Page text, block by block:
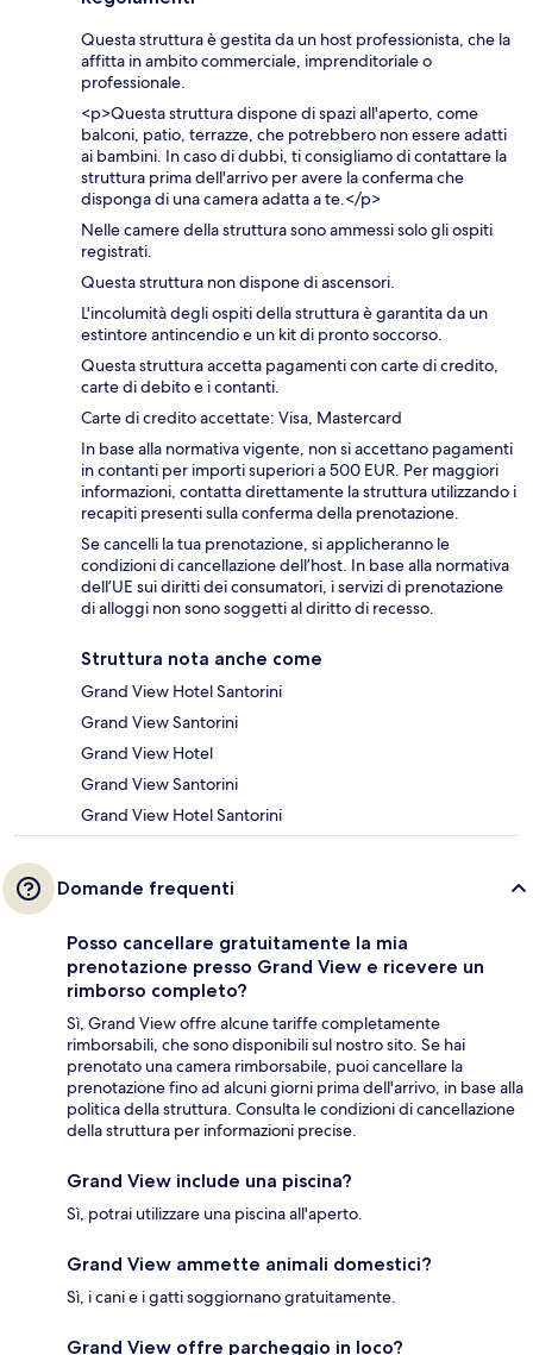
Questa struttura è gestita da un host professionista, che la
affitta in ambito commerciale, imprenditoriale o
professionale.
<p>Questa struttura dispone di spazi all'aperto, come
balconi, patio, terrazze, che potrebbero non essere adatti
ai bambini. In caso di dubbi, ti consigliamo di contattare la
struttura prima dell'arrivo per avere la conferma che
disponga di una camera adatta a te.</p>
Nelle camere della struttura sono ammessi solo gli ospiti
registrati.
Questa struttura non dispone di ascensori.
L'incolumità degli ospiti della struttura è garantita da un
estintore antincendio e un kit di pronto soccorso.
Questa struttura accetta pagamenti con carte di credito,
carte di debito e i contanti.
Carte di credito accettate: Visa, Mastercard
In base alla normativa vigente, non si accettano pagamenti
in contanti per importi superiori a 500 EUR. Per maggiori
informazioni, contatta direttamente la struttura utilizzando i
recapiti presenti sulla conferma della prenotazione.
Se cancelli la tua prenotazione, si applicheranno le
condizioni di cancellazione dell’host. In base alla normativa
dell’UE sui diritti dei consumatori, i servizi di prenotazione
di alloggi non sono soggetti al diritto di recesso.
Struttura nota anche come
Grand View Hotel Santorini
Grand View Santorini
Grand View Hotel
Grand View Santorini
Grand View Hotel Santorini
Domande frequenti
Posso cancellare gratuitamente la mia
prenotazione presso Grand View e ricevere un
rimborso completo?
Sì, Grand View offre alcune tariffe completamente
rimborsabili, che sono disponibili sul nostro sito. Se hai
prenotato una camera rimborsabile, puoi cancellare la
prenotazione fino ad alcuni giorni prima dell'arrivo, in base alla
politica della struttura. Consulta le condizioni di cancellazione
della struttura per informazioni precise.
Grand View include una piscina?
Sì, potrai utilizzare una piscina all'aperto.
Grand View ammette animali domestici?
Sì, i cani e i gatti soggiornano gratuitamente.
Grand View offre parcheggio in loco?